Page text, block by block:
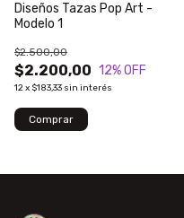
Diseños Tazas Pop Art -
Modelo 1
$2.200,00
$2.500,00
12% OFF
12x $183,33 sin interés